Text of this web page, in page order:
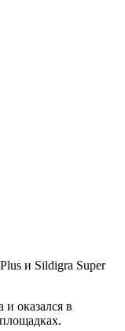
и Sildigra Super
оказался в